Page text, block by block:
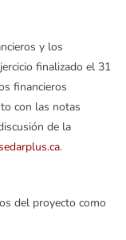
y los
finalizado el 31
financieros
con las notas
de la
.
del proyecto como